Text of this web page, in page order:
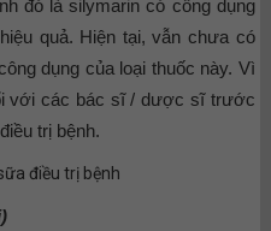
đó là silymarin có công dụng
quả. Hiện tại, vẫn chưa có
dụng của loại thuốc này. Vì
với các bác sĩ / dược sĩ trước
trị bệnh.
điều trị bệnh